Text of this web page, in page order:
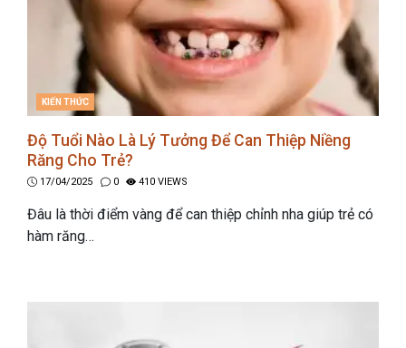
CATEGORIES
KIẾN THỨC
Độ Tuổi Nào Là Lý Tưởng Để Can Thiệp Niềng
Răng Cho Trẻ?
17/04/2025 0 410 VIEWS
Đâu là thời điểm vàng để can thiệp chỉnh nha giúp trẻ có
hàm răng…